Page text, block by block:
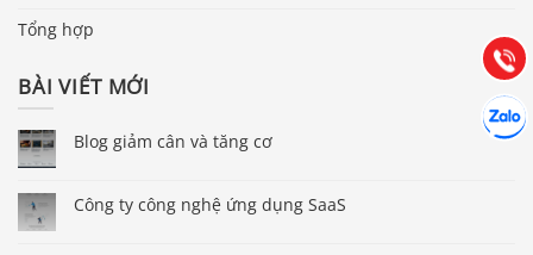
Tổng hợp
BÀI VIẾT MỚI
Blog giảm cân và tăng cơ
Công ty công nghệ ứng dụng SaaS
Gọi
(028) 22.166.144
Chát